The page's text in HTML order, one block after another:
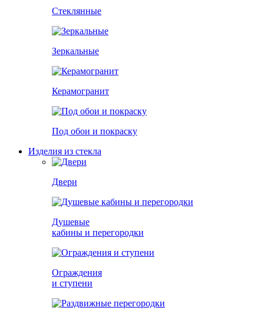
Стеклянные
Зеркальные
Керамогранит
Под обои и покраску
Изделия из стекла
Двери
Душевые
кабины и перегородки
Ограждения
и ступени